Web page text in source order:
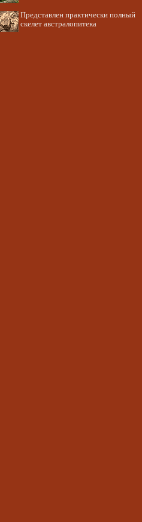
Представлен практически полный
скелет австралопитека